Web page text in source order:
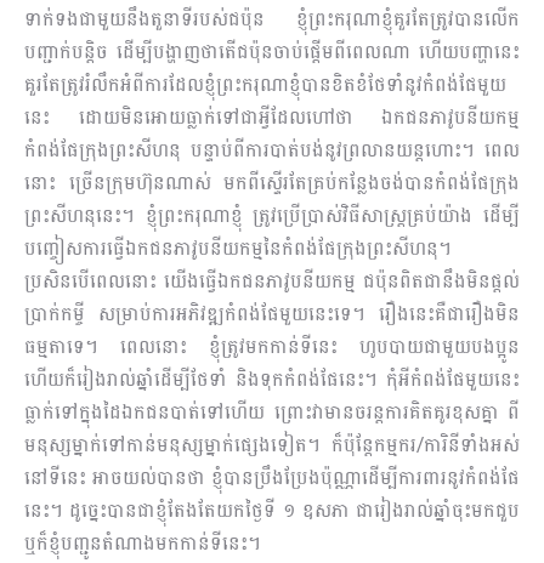
ទាក់ទងជាមួយនឹងតួនាទីរបស់ជប៉ុន ខ្ញុំព្រះករុណាខ្ញុំគួរតែត្រូវបានលើក
បញ្ជាក់បន្តិច ដើម្បីបង្ហាញថាតើជប៉ុនចាប់ផ្ដើមពីពេលណា ហើយបញ្ហានេះ
គួរតែត្រូវរំលឹកអំពីការដែលខ្ញុំព្រះករុណាខ្ញុំបានខិតខំថែទាំនូវកំពង់ផែមួយ
នេះ ដោយមិនអោយធ្លាក់ទៅជាអ្វីដែលហៅថា ឯកជនភាវូបនីយកម្ម
កំពង់ផែក្រុងព្រះសីហនុ បន្ទាប់ពីការបាត់​បង់​នូវព្រលានយន្តហោះ។ ពេល
នោះ ច្រើនក្រុមហ៊ុនណាស់ មកពីស្ទើរតែគ្រប់កន្លែងចង់បានកំពង់ផែក្រុង
ព្រះសីហនុនេះ។ ខ្ញុំព្រះករុណាខ្ញុំ ត្រូវប្រើប្រាស់វិធីសាស្ត្រគ្រប់យ៉ាង ដើម្បី
បញ្ចៀសការធ្វើឯកជនភាវូបនីយកម្មនៃកំ​ពង់ផែក្រុងព្រះសីហនុ។
ប្រសិនបើពេលនោះ យើងធ្វើឯកជនភាវូបនីយកម្ម ជប៉ុនពិតជានឹងមិនផ្ដល់
ប្រាក់កម្ចី សម្រាប់ការអភិវឌ្ឍកំពង់ផែមួយនេះទេ។ រឿងនេះគឺជារឿងមិន
ធម្មតាទេ។ ពេលនោះ ខ្ញុំត្រូវមកកាន់ទីនេះ ហូបបាយជាមួយបងប្អូន
ហើយក៏រៀងរាល់ឆ្នាំដើម្បីថែទាំ និងទុកកំពង់ផែនេះ។ កុំអីកំពង់ផែមួយនេះ
ធ្លាក់ទៅក្នុងដៃឯកជនបាត់ទៅហើយ ព្រោះវាមានចរន្តការគិតគូរខុសគ្នា ពី
មនុស្សម្នាក់ទៅកាន់មនុស្សម្នាក់ផ្សេងទៀត។ ក៏ប៉ុន្តែកម្មករ/ការិនីទាំងអស់
នៅទីនេះ អាចយល់បានថា ខ្ញុំបានប្រឹងប្រែងប៉ុណ្ណាដើម្បីការពារនូវកំពង់ផែ
នេះ។ ដូច្នេះបានជាខ្ញុំតែងតែយកថ្ងៃទី ១ ឧសភា​ ជារៀងរាល់ឆ្នាំចុះមកជួប
ឬក៏ខ្ញុំបញ្ជូនតំណាងមកកាន់ទីនេះ។